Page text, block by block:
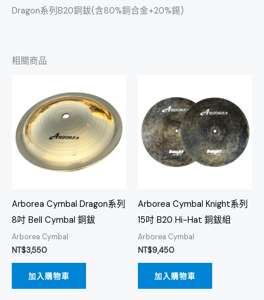
Dragon系列B20銅鈸(含80%銅合金+20%錫)
相關商品
Arborea Cymbal Dragon系列
8吋 Bell Cymbal 銅鈸
Arborea Cymbal
NT$3,550
加入購物車
Arborea Cymbal Knight系列
15吋 B20 Hi-Hat 銅鈸組
Arborea Cymbal
NT$9,450
加入購物車